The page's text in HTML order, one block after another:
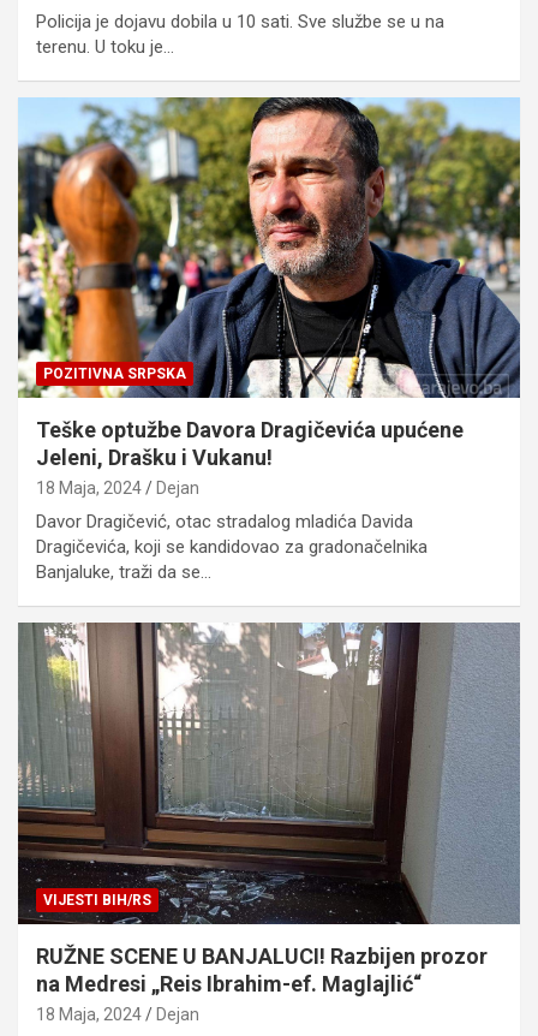
Policija je dojavu dobila u 10 sati. Sve službe se u na
terenu. U toku je…
POZITIVNA SRPSKA
Teške optužbe Davora Dragičevića upućene
Jeleni, Drašku i Vukanu!
18 Maja, 2024 Dejan
Davor Dragičević, otac stradalog mladića Davida
Dragičevića, koji se kandidovao za gradonačelnika
Banjaluke, traži da se…
VIJESTI BIH/RS
RUŽNE SCENE U BANJALUCI! Razbijen prozor
na Medresi „Reis Ibrahim-ef. Maglajlić“
18 Maja, 2024 Dejan